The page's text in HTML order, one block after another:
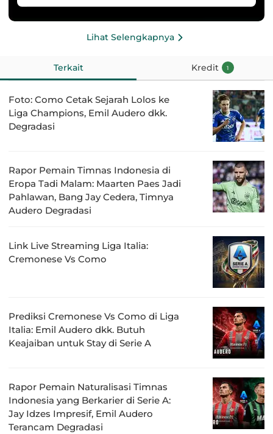
Lihat Selengkapnya
Terkait Kredit 1
Foto: Como Cetak Sejarah Lolos ke
Liga Champions, Emil Audero dkk.
Degradasi
Rapor Pemain Timnas Indonesia di
Eropa Tadi Malam: Maarten Paes Jadi
Pahlawan, Bang Jay Cedera, Timnya
Audero Degradasi
Link Live Streaming Liga Italia:
Cremonese Vs Como
Prediksi Cremonese Vs Como di Liga
Italia: Emil Audero dkk. Butuh
Keajaiban untuk Stay di Serie A
Rapor Pemain Naturalisasi Timnas
Indonesia yang Berkarier di Serie A:
Jay Idzes Impresif, Emil Audero
Terancam Degradasi